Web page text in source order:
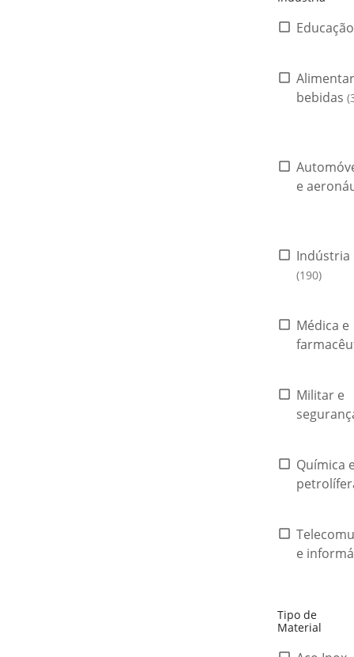
bebidas
e
Indústria
(190)
Médica e
Militar e
Química
e
Tipo de
Material